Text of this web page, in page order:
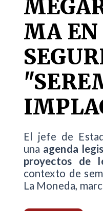
MA EN
El jefe de
una agenda
proyectos de
contexto de
La Moneda,